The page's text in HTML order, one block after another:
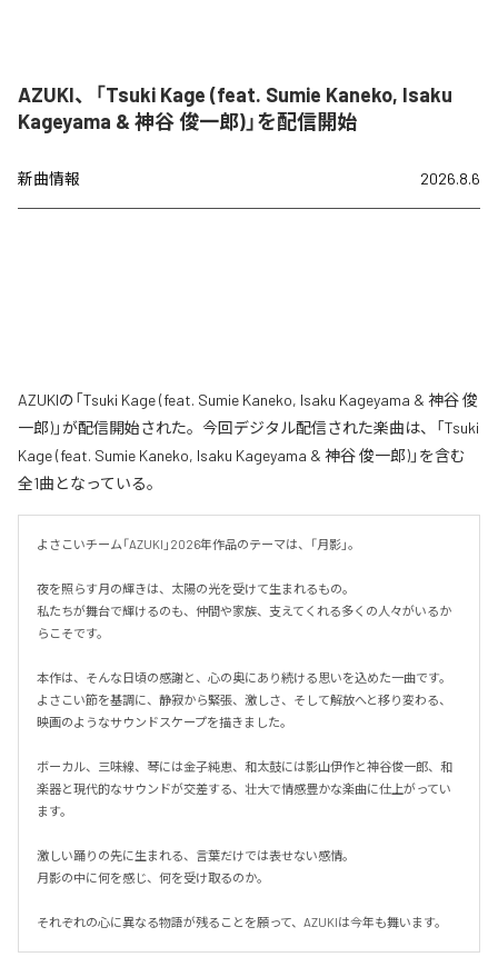
AZUKI、「Tsuki Kage (feat. Sumie Kaneko, Isaku
Kageyama & 神谷 俊一郎)」を配信開始
新曲情報 2026.8.6
AZUKIの「Tsuki Kage (feat. Sumie Kaneko, Isaku Kageyama & 神谷 俊
一郎)」が配信開始された。今回デジタル配信された楽曲は、「Tsuki
Kage (feat. Sumie Kaneko, Isaku Kageyama & 神谷 俊一郎)」を含む
全1曲となっている。
よさこいチーム「AZUKI」2026年作品のテーマは、「月影」。
夜を照らす月の輝きは、太陽の光を受けて生まれるもの。
私たちが舞台で輝けるのも、仲間や家族、支えてくれる多くの人々がいるか
らこそです。
本作は、そんな日頃の感謝と、心の奥にあり続ける思いを込めた一曲です。
よさこい節を基調に、静寂から緊張、激しさ、そして解放へと移り変わる、
映画のようなサウンドスケープを描きました。
ボーカル、三味線、琴には金子純恵、和太鼓には影山伊作と神谷俊一郎、和
楽器と現代的なサウンドが交差する、壮大で情感豊かな楽曲に仕上がってい
ます。
激しい踊りの先に生まれる、言葉だけでは表せない感情。
月影の中に何を感じ、何を受け取るのか。
それぞれの心に異なる物語が残ることを願って、AZUKIは今年も舞います。